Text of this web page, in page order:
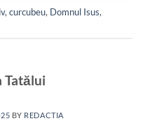
, curcubeu, Domnul Isus,
Tatălui
BY REDACTIA